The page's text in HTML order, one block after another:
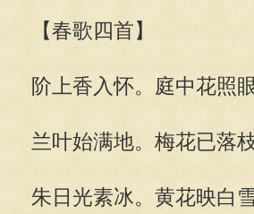
【春歌四首】
阶上香入怀。庭中花照眼
兰叶始满地。梅花已落枝
朱日光素冰。黄花映白雪